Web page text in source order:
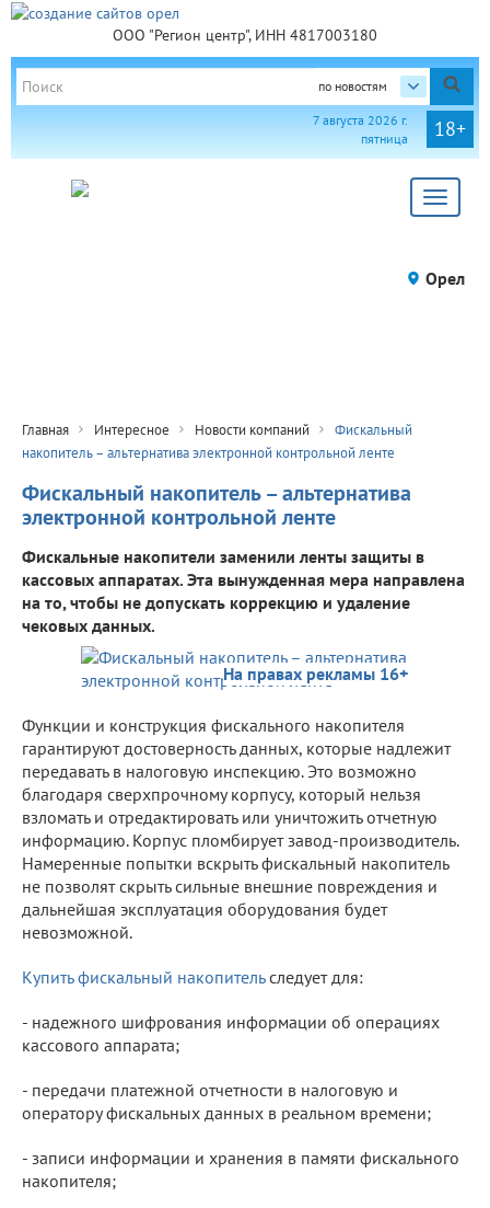
ООО "Регион центр", ИНН 4817003180
по новостям
18+
7 августа 2026 г.
пятница
Toggle
Орел
Главная Интересное Новости компаний
Фискальный
накопитель – альтернатива электронной контрольной ленте
Фискальный накопитель – альтернатива
электронной контрольной ленте
Фискальные накопители заменили ленты защиты в
кассовых аппаратах. Эта вынужденная мера направлена
на то, чтобы не допускать коррекцию и удаление
чековых данных.
На правах рекламы 16+
Функции и конструкция фискального накопителя
гарантируют достоверность данных, которые надлежит
передавать в налоговую инспекцию. Это возможно
благодаря сверхпрочному корпусу, который нельзя
взломать и отредактировать или уничтожить отчетную
информацию. Корпус пломбирует завод-производитель.
Намеренные попытки вскрыть фискальный накопитель
не позволят скрыть сильные внешние повреждения и
дальнейшая эксплуатация оборудования будет
невозможной.
Купить фискальный накопительследует для:
- надежного шифрования информации об операциях
кассового аппарата;
- передачи платежной отчетности в налоговую и
оператору фискальных данных в реальном времени;
- записи информации и хранения в памяти фискального
накопителя;